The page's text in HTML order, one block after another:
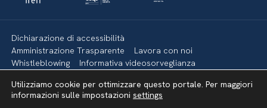
Dichiarazione di accessibilità
Amministrazione Trasparente
Lavora con noi
Whistleblowing
Informativa videosorveglianza
Mappa del sito
Utilizziamo cookie per ottimizzare questo portale. Per maggiori
informazioni sulle impostazioni settings